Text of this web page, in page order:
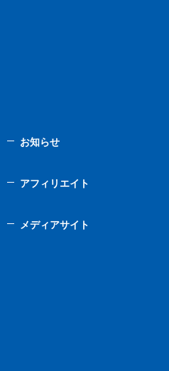
お知らせ
アフィリエイト
メディアサイト